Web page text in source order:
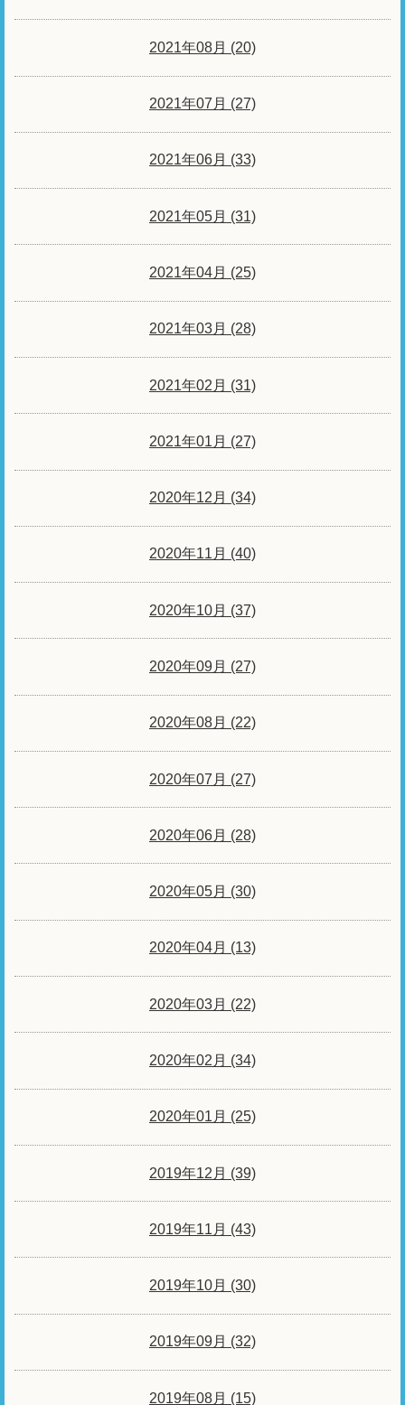
2021年08月 (20)
2021年07月 (27)
2021年06月 (33)
2021年05月 (31)
2021年04月 (25)
2021年03月 (28)
2021年02月 (31)
2021年01月 (27)
2020年12月 (34)
2020年11月 (40)
2020年10月 (37)
2020年09月 (27)
2020年08月 (22)
2020年07月 (27)
2020年06月 (28)
2020年05月 (30)
2020年04月 (13)
2020年03月 (22)
2020年02月 (34)
2020年01月 (25)
2019年12月 (39)
2019年11月 (43)
2019年10月 (30)
2019年09月 (32)
2019年08月 (15)